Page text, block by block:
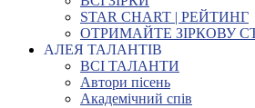
STAR CHART | РЕЙТИНГ
ОТРИМАЙТЕ ЗІРКОВУ
АЛЕЯ ТАЛАНТІВ
ВСІ ТАЛАНТИ
Автори пісень
Академічний спів